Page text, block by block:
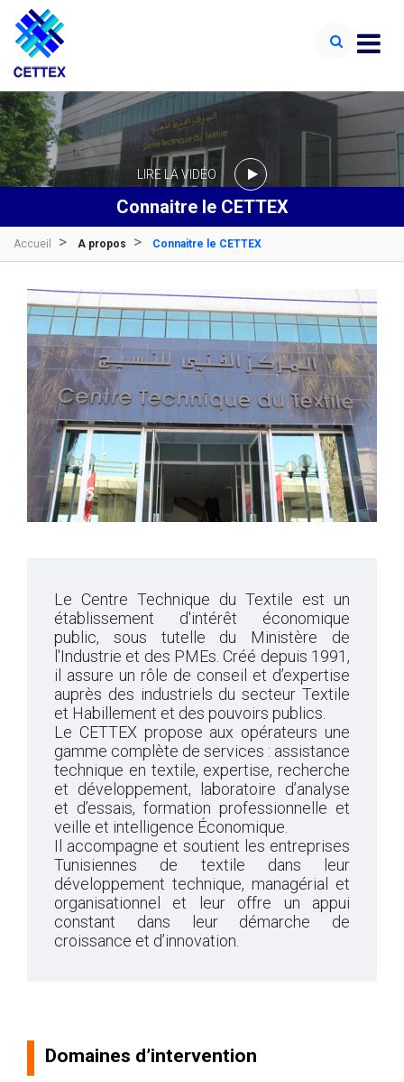
Connaitre le CETTEX
LIRE LA VIDÉO
Accueil A propos Connaitre le CETTEX
Le Centre Technique du Textile est un
établissement d'intérêt économique
public, sous tutelle du Ministère de
l'Industrie et des PMEs. Créé depuis 1991,
il assure un rôle de conseil et d’expertise
auprès des industriels du secteur Textile
et Habillement et des pouvoirs publics.
Le CETTEX propose aux opérateurs une
gamme complète de services : assistance
technique en textile, expertise, recherche
et développement, laboratoire d’analyse
et d’essais, formation professionnelle et
veille et intelligence Économique.
Il accompagne et soutient les entreprises
Tunisiennes de textile dans leur
développement technique, managérial et
organisationnel et leur offre un appui
constant dans leur démarche de
croissance et d’innovation.
Domaines d’intervention